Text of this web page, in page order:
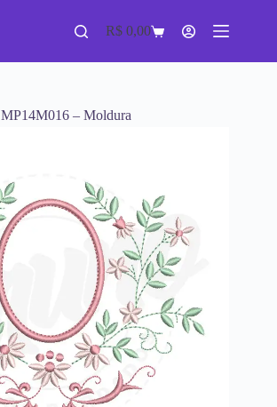
R$ 0,00
MP14M016 – Moldura